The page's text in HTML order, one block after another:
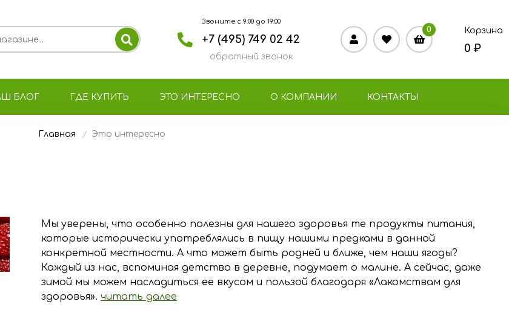
Звоните с 9:00 до 19:00
+7 (495) 749 02 42
обратный звонок
0 Корзина
0 ₽
БЛОГ ГДЕ КУПИТЬ ЭТО ИНТЕРЕСНО О КОМПАНИИ КОНТАКТЫ
Главная Это интересно
Мы уверены, что особенно полезны для нашего здоровья те продукты питания,
которые исторически употреблялись в пищу нашими предками в данной
конкретной местности. А что может быть родней и ближе, чем наши ягоды?
Каждый из нас, вспоминая детство в деревне, подумает о малине. А сейчас, даже
зимой мы можем насладиться ее вкусом и пользой благодаря «Лакомствам для
здоровья». читать далее